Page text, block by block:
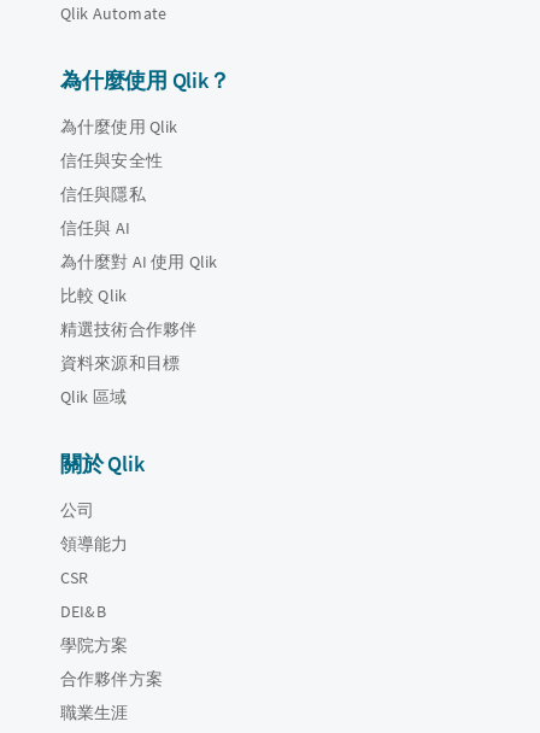
Qlik Automate
為什麼使用 Qlik？
為什麼使用 Qlik
信任與安全性
信任與隱私
信任與 AI
為什麼對 AI 使用 Qlik
比較 Qlik
精選技術合作夥伴
資料來源和目標
Qlik 區域
關於 Qlik
公司
領導能力
CSR
DEI&B
學院方案
合作夥伴方案
職業生涯